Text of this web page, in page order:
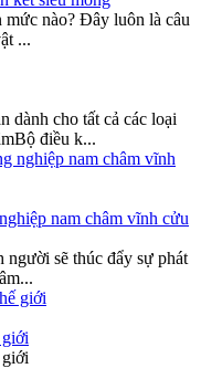
mức nào? Đây luôn là câu
...
dành cho tất cả các loại
điều k...
nam châm vĩnh cửu
người sẽ thúc đẩy sự phát
giới
giới